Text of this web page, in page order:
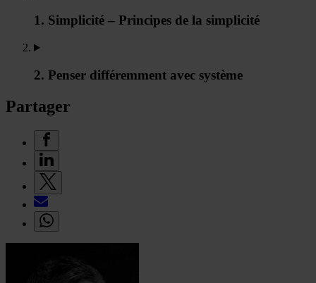
1. Simplicité – Principes de la simplicité
2. Penser différemment avec système
Partager